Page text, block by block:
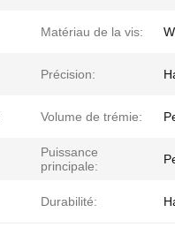
Matériau de la vis:
Précision:
Volume de trémie:
Puissance
principale:
Durabilité: